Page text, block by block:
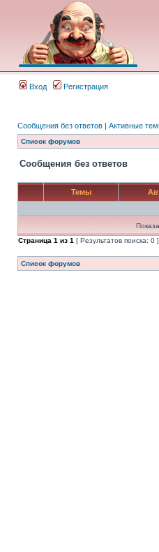
Вход Регистрация
Сообщения без ответов | Активные
Список форумов
Сообщения без ответов
Темы
Страница 1 из 1 [ Результатов поиска: 0 ]
Список форумов